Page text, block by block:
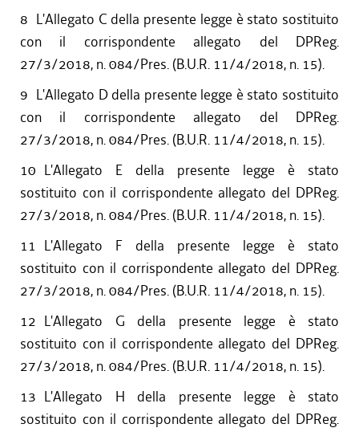
8 L'Allegato C della presente legge è stato sostituito
con il corrispondente allegato del DPReg.
27/3/2018, n. 084/Pres. (B.U.R. 11/4/2018, n. 15).
9 L'Allegato D della presente legge è stato sostituito
con il corrispondente allegato del DPReg.
27/3/2018, n. 084/Pres. (B.U.R. 11/4/2018, n. 15).
10 L'Allegato E della presente legge è stato
sostituito con il corrispondente allegato del DPReg.
27/3/2018, n. 084/Pres. (B.U.R. 11/4/2018, n. 15).
11 L'Allegato F della presente legge è stato
sostituito con il corrispondente allegato del DPReg.
27/3/2018, n. 084/Pres. (B.U.R. 11/4/2018, n. 15).
12 L'Allegato G della presente legge è stato
sostituito con il corrispondente allegato del DPReg.
27/3/2018, n. 084/Pres. (B.U.R. 11/4/2018, n. 15).
13 L'Allegato H della presente legge è stato
sostituito con il corrispondente allegato del DPReg.